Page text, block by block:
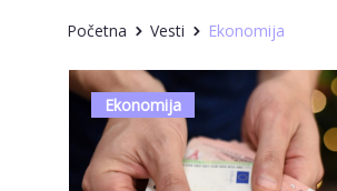
Početna Vesti Ekonomija
Ekonomija